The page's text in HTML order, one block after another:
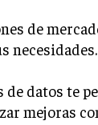
de
necesidades.
de datos te
mejoras